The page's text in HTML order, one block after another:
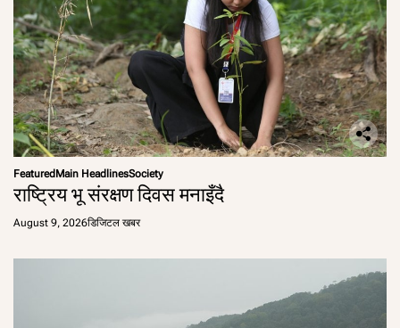
Featured Main HeadlinesSociety
राष्ट्रिय भू संरक्षण दिवस मनाइँदै
August 9, 2026डिजिटल खबर